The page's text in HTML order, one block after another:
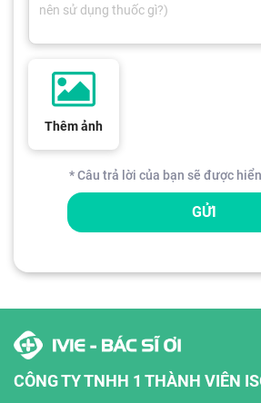
Thêm ảnh
* Câu trả lời của bạn sẽ được
GỬI
CÔNG TY TNHH 1 THÀNH VIÊN